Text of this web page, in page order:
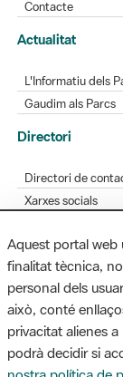
L'Informatiu dels
Gaudim als Parcs
Directori de
Xarxes socials
Bústia de
Opineu sobre els
MAPA WEB AVÍS LEGAL
Diputació de
Barcelona. Tel.
Aquest portal web
finalitat tècnica,
personal dels
això, conté
privacitat alienes
podrà decidir si